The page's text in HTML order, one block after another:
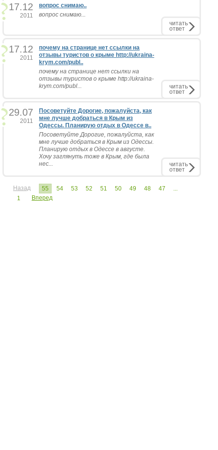
17.12
2011
вопрос снимаю..
вопрос снимаю...
читать
ответ
17.12
2011
почему на странице нет ссылки на
отзывы туристов о крыме http://ukraina-
krym.com/publ..
почему на странице нет ссылки на
отзывы туристов о крыме http://ukraina-
krym.com/publ...
читать
ответ
29.07
2011
Посоветуйте Дорогие, пожалуйста, как
мне лучше добраться в Крым из
Одессы. Планирую отдых в Одессе в..
Посоветуйте Дорогие, пожалуйста, как
мне лучше добраться в Крым из Одессы.
Планирую отдых в Одессе в августе.
Хочу заглянуть тоже в Крым, где была
нес...
читать
ответ
Назад 55 54 53 52 51 50 49 48 47
...
1
Вперед